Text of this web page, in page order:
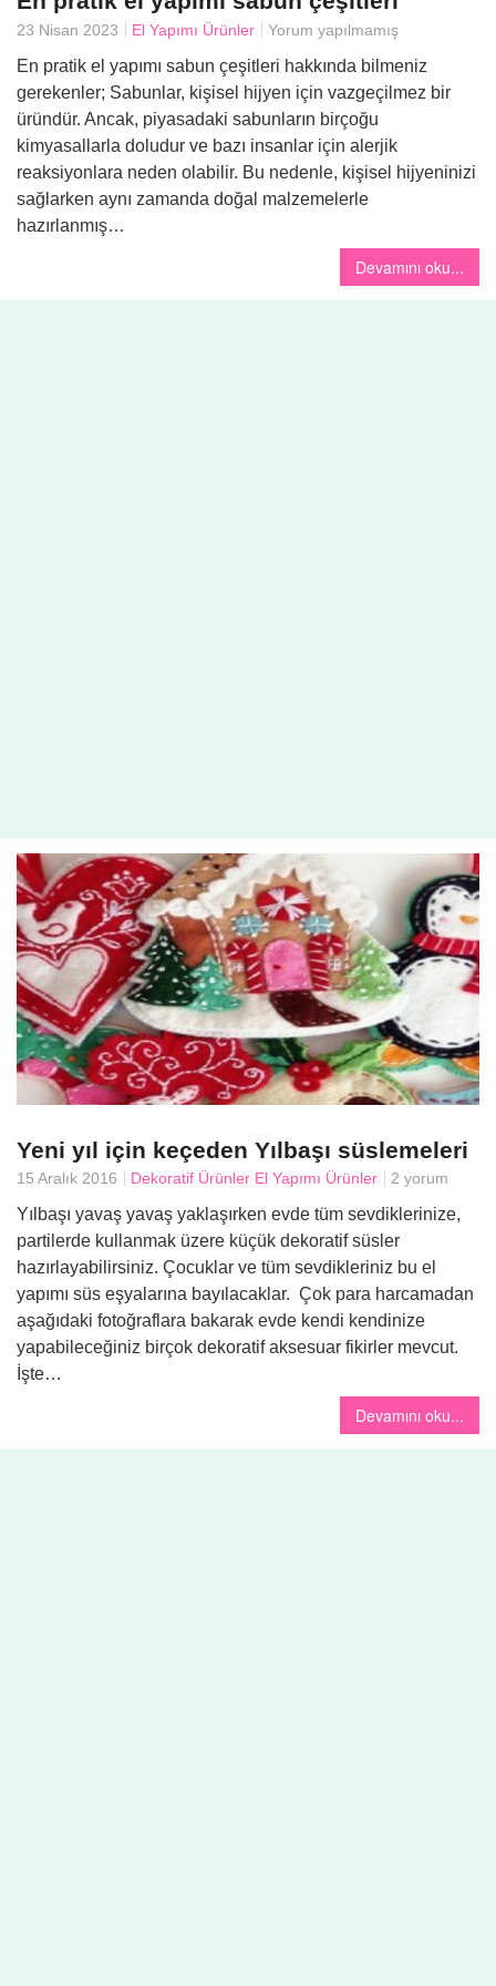
Yemek
23 Nisan 2023 El Yapımı Ürünler Yorum yapılmamış
En pratik el yapımı sabun çeşitleri hakkında bilmeniz
gerekenler; Sabunlar, kişisel hijyen için vazgeçilmez bir
üründür. Ancak, piyasadaki sabunların birçoğu
kimyasallarla doludur ve bazı insanlar için alerjik
reaksiyonlara neden olabilir. Bu nedenle, kişisel hijyeninizi
sağlarken aynı zamanda doğal malzemelerle
hazırlanmış…
Devamını oku...
Yeni yıl için keçeden Yılbaşı süslemeleri
15 Aralık 2016 Dekoratif Ürünler El Yapımı Ürünler 2 yorum
Yılbaşı yavaş yavaş yaklaşırken evde tüm sevdiklerinize,
partilerde kullanmak üzere küçük dekoratif süsler
hazırlayabilirsiniz. Çocuklar ve tüm sevdikleriniz bu el
yapımı süs eşyalarına bayılacaklar. Çok para harcamadan
aşağıdaki fotoğraflara bakarak evde kendi kendinize
yapabileceğiniz birçok dekoratif aksesuar fikirler mevcut.
İşte…
Devamını oku...